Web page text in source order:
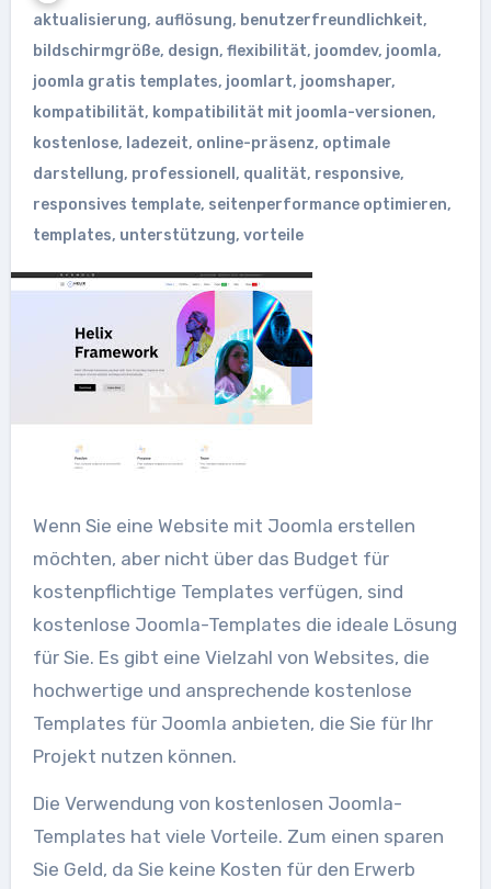
aktualisierung, auflösung, benutzerfreundlichkeit,
bildschirmgröße, design, flexibilität, joomdev, joomla,
joomla gratis templates, joomlart, joomshaper,
kompatibilität, kompatibilität mit joomla-versionen,
kostenlose, ladezeit, online-präsenz, optimale
darstellung, professionell , qualität, responsive,
responsives template, seitenperformance optimieren,
templates, unterstützung, vorteile
Wenn Sie eine Website mit Joomla erstellen
möchten, aber nicht über das Budget für
kostenpflichtige Templates verfügen, sind
kostenlose Joomla-Templates die ideale Lösung
für Sie. Es gibt eine Vielzahl von Websites, die
hochwertige und ansprechende kostenlose
Templates für Joomla anbieten, die Sie für Ihr
Projekt nutzen können.
Die Verwendung von kostenlosen Joomla-
Templates hat viele Vorteile. Zum einen sparen
Sie Geld, da Sie keine Kosten für den Erwerb